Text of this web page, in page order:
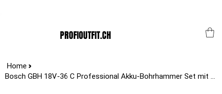
PROFIOUTFIT.CH
Home >
Bosch GBH 18V-36 C Professional Akku-Bohrhammer Set mit Zubehör 18V